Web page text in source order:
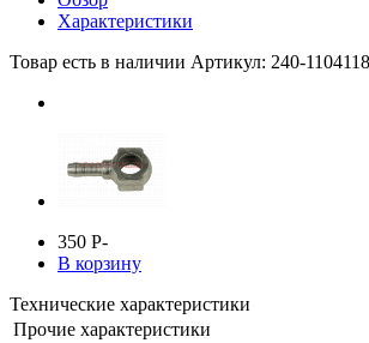
Характеристики
Товар есть в наличии Артикул: 240-
350 P-
В корзину
Технические характеристики
Прочие характеристики